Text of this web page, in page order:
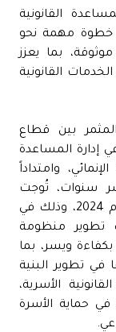
القانونية
خطوة مهمة نحو
بما يعزز
القانونية
بين قطاع
إدارة المساعدة
وامتداداً
سنوات، تُوجت
بتوقيع بروتوكول التعاون المشترك في عام 2024، وذلك في
منظومة
بكفاءة ويسر، بما
في تطوير البنية
الأسرية،
حماية الأسرة